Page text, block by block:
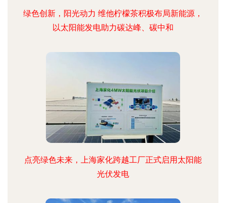
绿色创新，阳光动力 维他柠檬茶积极布局新能源，
以太阳能发电助力碳达峰、碳中和
点亮绿色未来，上海家化跨越工厂正式启用太阳能
光伏发电